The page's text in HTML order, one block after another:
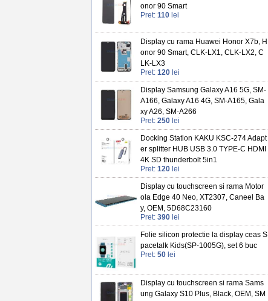
onor 90 Smart
Pret: 110 lei
Display cu rama Huawei Honor X7b, H
onor 90 Smart, CLK-LX1, CLK-LX2, C
LK-LX3
Pret: 120 lei
Display Samsung Galaxy A16 5G, SM-
A166, Galaxy A16 4G, SM-A165, Gala
xy A26, SM-A266
Pret: 250 lei
Docking Station KAKU KSC-274 Adapt
er splitter HUB USB 3.0 TYPE-C HDMI
4K SD thunderbolt 5in1
Pret: 120 lei
Display cu touchscreen si rama Motor
ola Edge 40 Neo, XT2307, Caneel Ba
y, OEM, 5D68C23160
Pret: 390 lei
Folie silicon protectie la display ceas S
pacetalk Kids(SP-1005G), set 6 buc
Pret: 50 lei
Display cu touchscreen si rama Sams
ung Galaxy S10 Plus, Black, OEM, SM